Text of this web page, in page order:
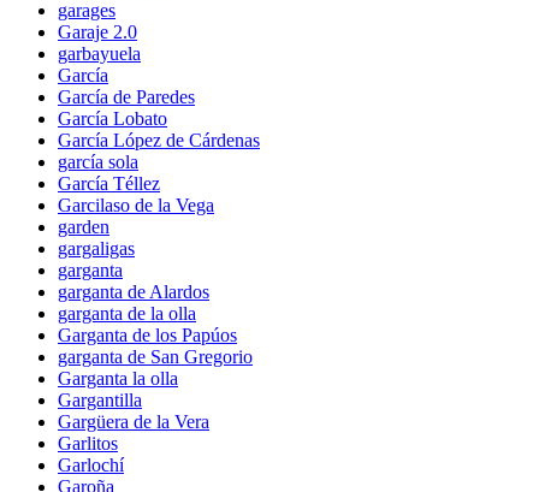
garages
Garaje 2.0
garbayuela
García
García de Paredes
García Lobato
García López de Cárdenas
garcía sola
García Téllez
Garcilaso de la Vega
garden
gargaligas
garganta
garganta de Alardos
garganta de la olla
Garganta de los Papúos
garganta de San Gregorio
Garganta la olla
Gargantilla
Gargüera de la Vera
Garlitos
Garlochí
Garoña